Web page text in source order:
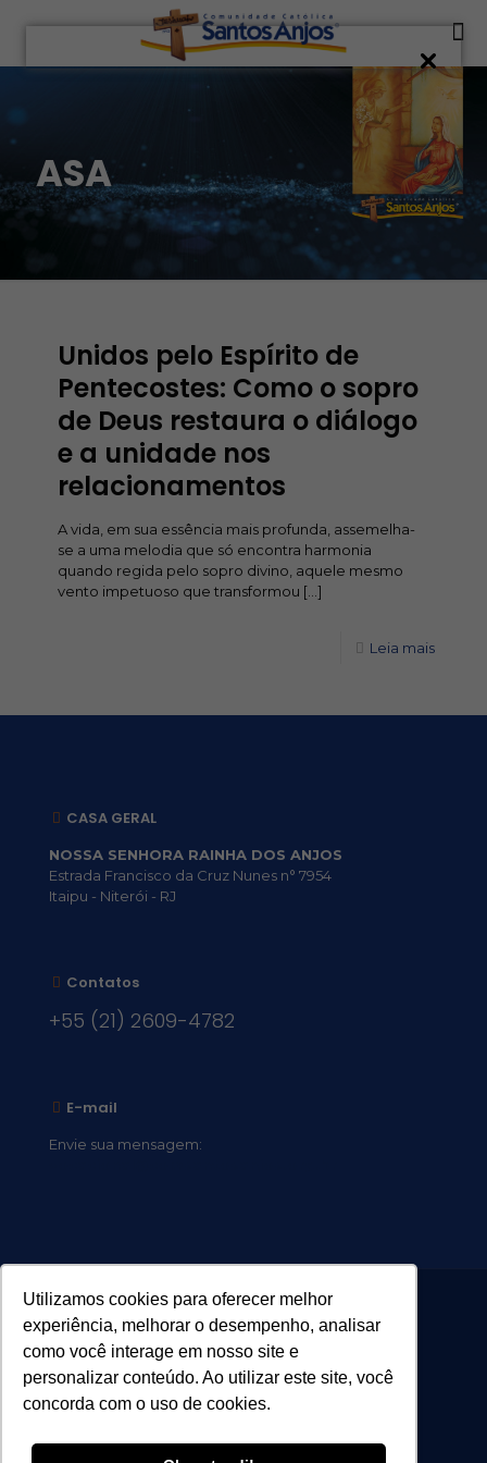
Utilizamos cookies para oferecer melhor
experiência, melhorar o desempenho, analisar
como você interage em nosso site e
personalizar conteúdo. Ao utilizar este site, você
concorda com o uso de cookies.
ASA
Unidos pelo Espírito de
Pentecostes: Como o sopro
de Deus restaura o diálogo
e a unidade nos
relacionamentos
A vida, em sua essência mais profunda, assemelha-
se a uma melodia que só encontra harmonia
quando regida pelo sopro divino, aquele mesmo
vento impetuoso que transformou […]
Leia mais
CASA GERAL
NOSSA SENHORA RAINHA DOS ANJOS
Estrada Francisco da Cruz Nunes n° 7954
Itaipu - Niterói - RJ
Contatos
+55 (21) 2609-4782
E-mail
Envie sua mensagem: